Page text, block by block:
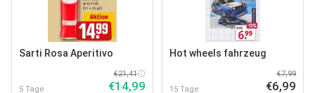
Sarti Rosa Aperitivo
5 Tage
€21,41
€14,99
Hot wheels fahrzeug
15 Tage
€7,99
€6,99